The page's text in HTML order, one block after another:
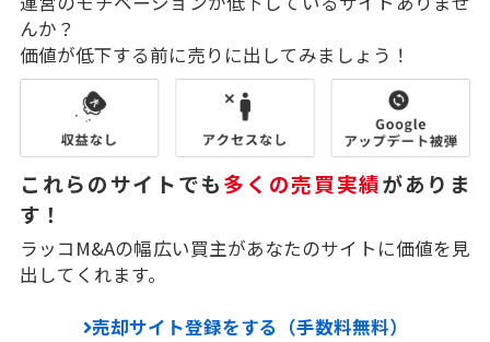
んか？
価値が低下する前に売りに出してみましょう！
これらのサイトでも多くの売買実績がありま
す！
ラッコM&Aの幅広い買主があなたのサイトに価値を見
出してくれます。
売却サイト登録をする（手数料無料）